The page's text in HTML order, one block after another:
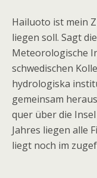
Hailuoto ist mein
liegen soll. Sagt
Meteorologische
schwedischen
hydrologiska
gemeinsam
quer über die
Jahres liegen alle
liegt noch im